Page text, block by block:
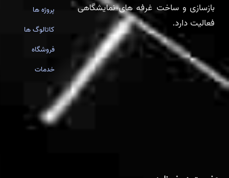
بازسازی و ساخت غرفه های نمایشگاهی
فعالیت دارد.
پروژه ها
کاتالوگ ها
فروشگاه
خدمات